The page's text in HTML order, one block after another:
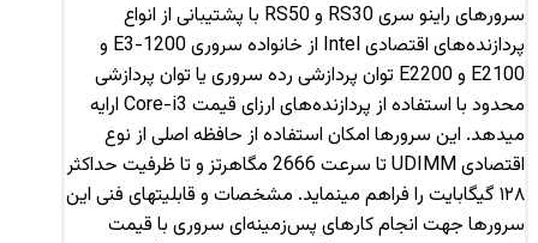
سرورهای راینو سری RS30 و RS50 با پشتیبانی از انواع
پردازنده‌های اقتصادی Intel از خانواده سروری E3-1200 و
E2100 و E2200 توان پردازشی رده سروری یا توان پردازشی
محدود با استفاده از پردازنده‌های ارزای قیمت Core-i3 ارایه
میدهد. این سرورها امکان استفاده از حافظه اصلی از نوع
اقتصادی UDIMM تا سرعت 2666 مگاهرتز و تا ظرفیت حداکثر
۱۲۸ گیگابایت را فراهم مینماید. مشخصات و قابلیتهای فنی این
سرورها جهت انجام کارهای پس‌زمینه‌ای سروری با قیمت